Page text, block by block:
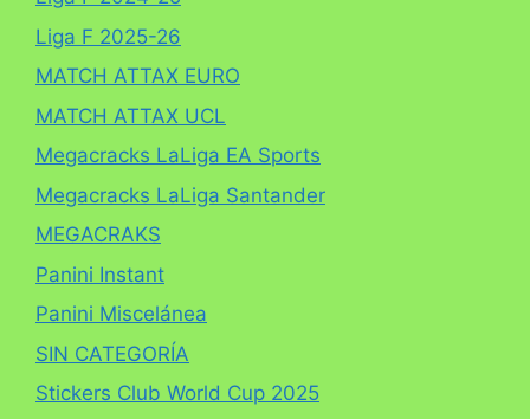
Liga F 2025-26
MATCH ATTAX EURO
MATCH ATTAX UCL
Megacracks LaLiga EA Sports
Megacracks LaLiga Santander
MEGACRAKS
Panini Instant
Panini Miscelánea
SIN CATEGORÍA
Stickers Club World Cup 2025